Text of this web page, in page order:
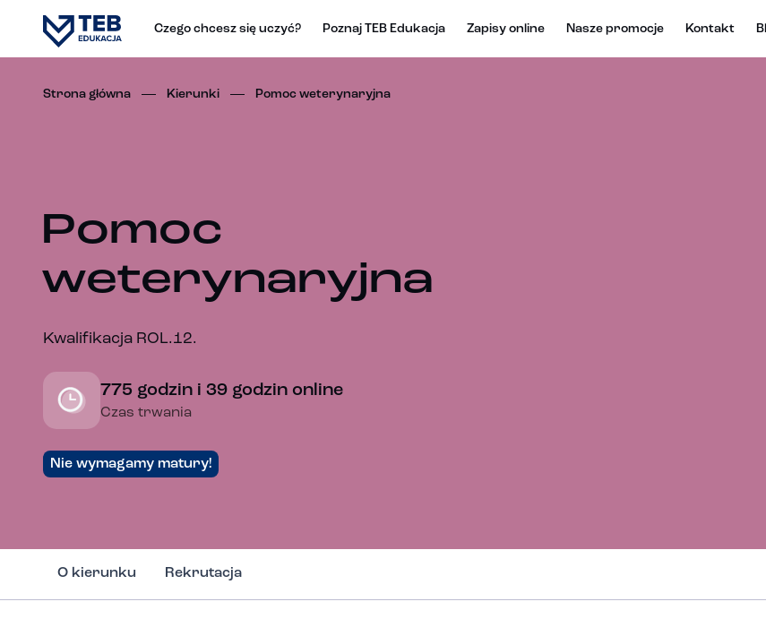
Czego chcesz się uczyć? Poznaj TEB Edukacja Zapisy online Nasze promocje Kontakt
Strona główna Kierunki Pomoc weterynaryjna
Pomoc
weterynaryjna
Kwalifikacja ROL.12.
775 godzin i 39 godzin online
Czas trwania
Nie wymagamy matury!
O kierunku Rekrutacja